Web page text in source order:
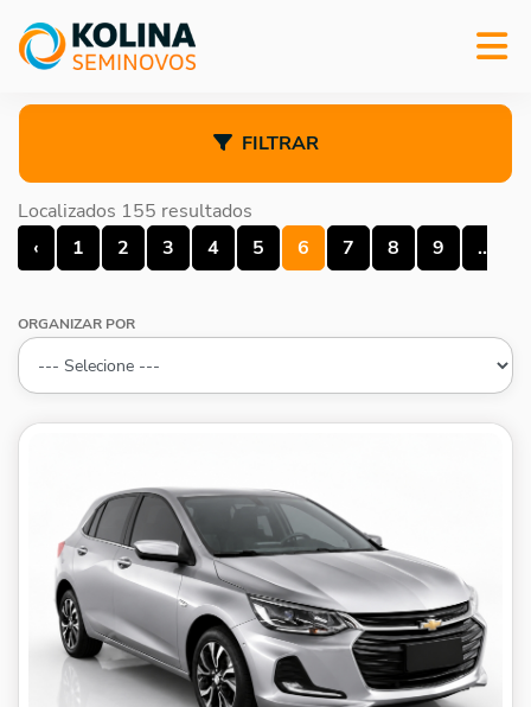
Localizados 155 resultados
‹
1 2 3 4 5 6 7 8 9 ...
FILTRAR
ORGANIZAR POR